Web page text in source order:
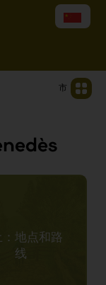
市
：地点和路
线